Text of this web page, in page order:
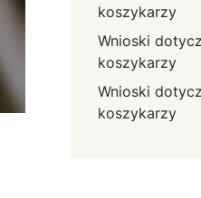
koszykarzy
Wnioski
koszykarzy
Wnioski
koszykarzy